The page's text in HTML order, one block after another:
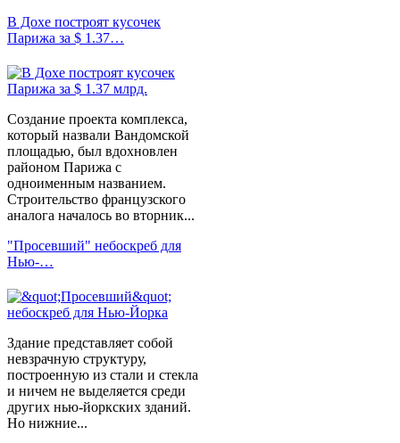
В Дохе построят кусочек
Парижа за $ 1.37…
Создание проекта комплекса,
который назвали Вандомской
площадью, был вдохновлен
районом Парижа с
одноименным названием.
Строительство французского
аналога началось во вторник...
"Просевший" небоскреб для
Нью-…
Здание представляет собой
невзрачную структуру,
построенную из стали и стекла
и ничем не выделяется среди
других нью-йоркских зданий.
Но нижние...